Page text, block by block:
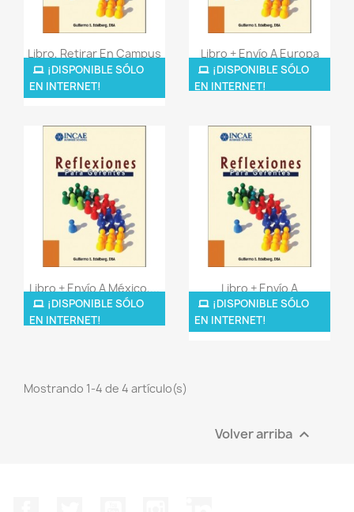
Vista rápida
Libro, Retirar En Campus
CR...
20,00 $
¡DISPONIBLE SÓLO
EN INTERNET!
Vista rápida
Libro + Envío A Europa
42,00 $
¡DISPONIBLE SÓLO
EN INTERNET!
Vista rápida
Libro + Envío A México,...
34,00 $
¡DISPONIBLE SÓLO
EN INTERNET!
Vista rápida
Libro + Envío A
Centroamérica
32,00 $
¡DISPONIBLE SÓLO
EN INTERNET!
Mostrando 1-4 de 4 artículo(s)
Volver arriba 